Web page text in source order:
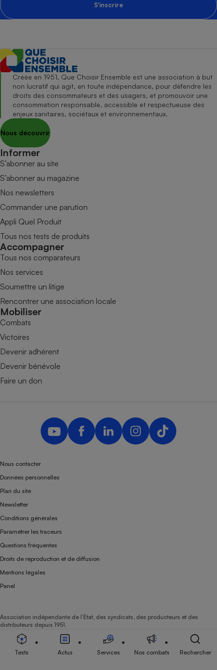
S'inscrire
Créée en 1951, Que Choisir Ensemble est une association à but
non lucratif qui agit, en toute indépendance, pour défendre les
droits des consommateurs et des usagers, et promouvoir une
consommation responsable, accessible et respectueuse des
enjeux sanitaires, sociétaux et environnementaux.
Nous découvrir
Informer
S’abonner au site
S’abonner au magazine
Nos newsletters
Commander une parution
Appli Quel Produit
Tous nos tests de produits
Accompagner
Tous nos comparateurs
Nos services
Soumettre un litige
Rencontrer une association locale
Mobiliser
Combats
Victoires
Devenir adhérent
Devenir bénévole
Faire un don
Nous contacter
Données personnelles
Plan du site
Newsletter
Conditions générales
Paramétrer les traceurs
Questions fréquentes
Droits de reproduction et de diffusion
Mentions légales
Panel
Association indépendante de l’État, des syndicats, des producteurs et des
distributeurs depuis 1951.
Tests Actus Services Nos combats Rechercher